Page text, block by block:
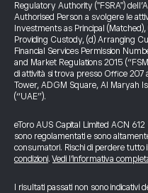
Regulatory Authority ("FSRA")
Authorised Person a svolgere le
Investments as Principal
Providing Custody, (d) Arranging
Financial Services Permission
and Market Regulations 2015
di attività si trova presso Office
Tower, ADGM Square, Al Maryah
(“UAE”).
eToro AUS Capital Limited ACN
sono regolamentati e sono
consumatori. Rischi di perdere tutto
condizioni.Vedi l’informativa
I risultati passati non sono indicativi